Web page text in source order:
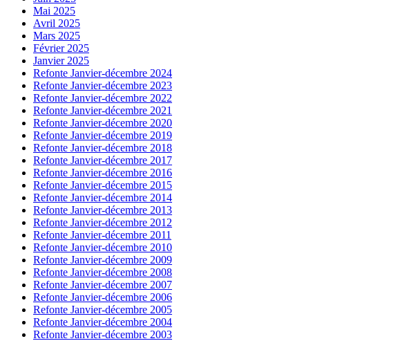
Mai 2025
Avril 2025
Mars 2025
Février 2025
Janvier 2025
Refonte Janvier-décembre 2024
Refonte Janvier-décembre 2023
Refonte Janvier-décembre 2022
Refonte Janvier-décembre 2021
Refonte Janvier-décembre 2020
Refonte Janvier-décembre 2019
Refonte Janvier-décembre 2018
Refonte Janvier-décembre 2017
Refonte Janvier-décembre 2016
Refonte Janvier-décembre 2015
Refonte Janvier-décembre 2014
Refonte Janvier-décembre 2013
Refonte Janvier-décembre 2012
Refonte Janvier-décembre 2011
Refonte Janvier-décembre 2010
Refonte Janvier-décembre 2009
Refonte Janvier-décembre 2008
Refonte Janvier-décembre 2007
Refonte Janvier-décembre 2006
Refonte Janvier-décembre 2005
Refonte Janvier-décembre 2004
Refonte Janvier-décembre 2003